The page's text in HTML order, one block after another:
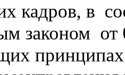
кадров, в
законом
принципах